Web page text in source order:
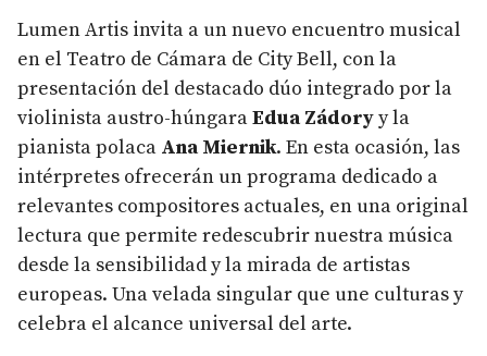
Lumen Artis invita a un nuevo encuentro musical
en el Teatro de Cámara de City Bell, con la
presentación del destacado dúo integrado por la
violinista austro-húngaraEdua Zádoryy la
pianista polaca Ana Miernik. En esta ocasión, las
intérpretes ofrecerán un programa dedicado a
relevantes compositores actuales, en una original
lectura que permite redescubrir nuestra música
desde la sensibilidad y la mirada de artistas
europeas. Una velada singular que une culturas y
celebra el alcance universal del arte.